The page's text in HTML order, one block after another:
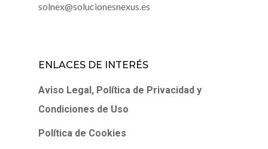
solnex@solucionesnexus.es
ENLACES DE INTERÉS
Aviso Legal, Política de Privacidad y
Condiciones de Uso
Política de Cookies